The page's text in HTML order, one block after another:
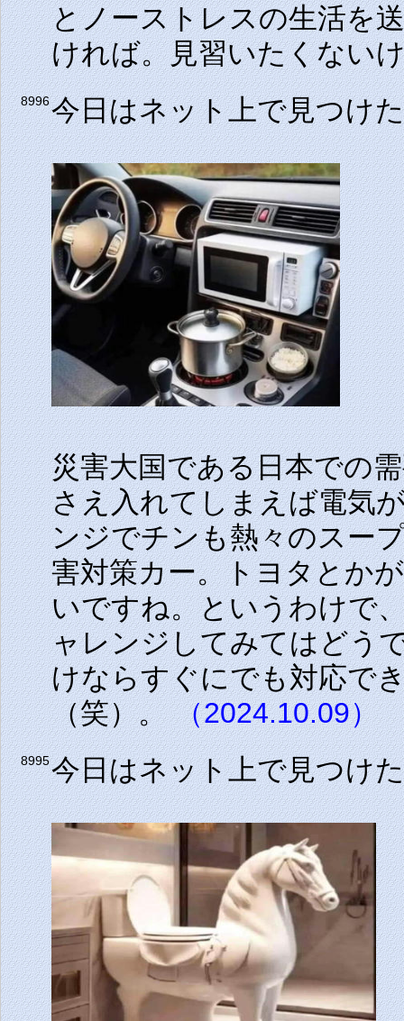
とノーストレスの生活を
ければ。見習いたくない
8996今日はネット上で見つけ
災害大国である日本での
さえ入れてしまえば電気
ンジでチンも熱々のスー
害対策カー。トヨタとか
いですね。というわけで
ャレンジしてみてはどう
けならすぐにでも対応で
（笑）。（2024.10.09）
8995今日はネット上で見つけ